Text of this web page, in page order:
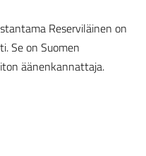
Reserviläinen on
Se on Suomen
äänenkannattaja.